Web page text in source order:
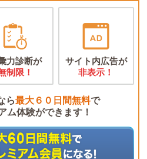
力診断が
制限！
サイト内広告が
非表示！
ら最大６０日間無料で
ム体験ができます！